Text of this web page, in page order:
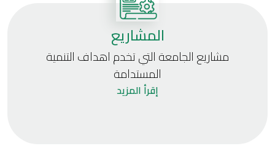
المشاريع
مشاريع الجامعة التي تخدم اهداف التنمية
المستدامة
إقرأ المزيد